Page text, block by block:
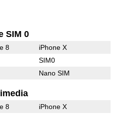
SIM 0
8 iPhone X
SIM0
Nano SIM
8 iPhone X